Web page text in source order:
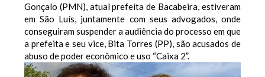
Gonçalo (PMN), atual prefeita de Bacabeira, estiveram
em São Luís, juntamente com seus advogados, onde
conseguiram suspender a audiência do processo em que
a prefeita e seu vice, Bita Torres (PP), são acusados de
abuso de poder econômico e uso “Caixa 2”.